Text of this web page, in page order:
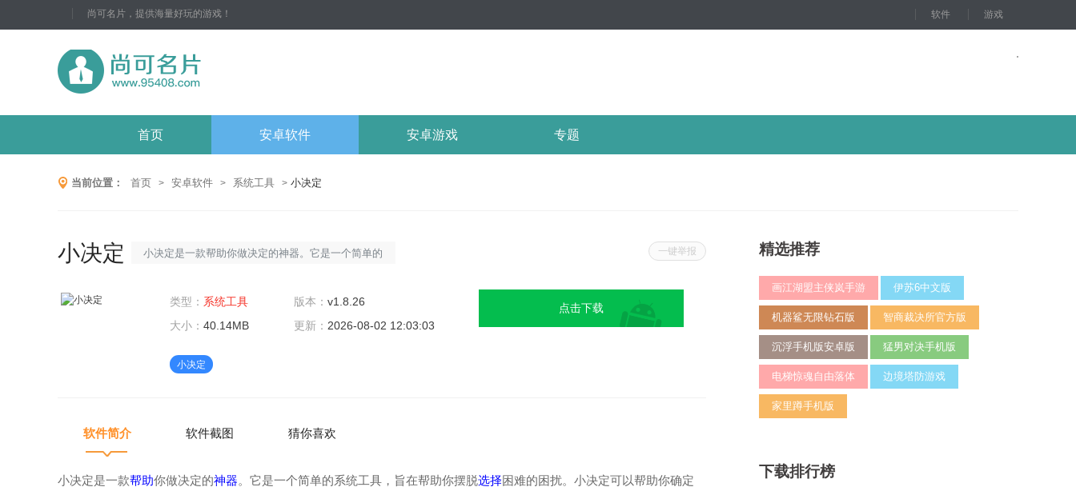
尚可名片，提供海量好玩的游戏！ 软件 游戏
首页 安卓软件 安卓游戏 专题
当前位置： 首页 > 安卓软件 > 系统工具 > 小决定
一键举报
小决定
小决定是一款帮助你做决定的神器。它是一个简单的
可以帮助你确定你的优先事项，并为你提供有价值的
建议，从而帮助你做出更明智的决策。它的使用非常
加清晰地看到你的选项，以及它们
类型： 系统工具 版本： v1.8.26
大小： 40.14MB 更新： 2026-08-02 12:03:03
小决定
点击下载
软件简介 软件截图 猜你喜欢
小决定是一款帮助你做决定的神器。它是一个简单的系统工具，旨在帮助你摆脱选择困难的困扰。小决定可以帮助你确定
精选推荐
画江湖盟主侠岚手游 伊苏6中文版
机器鲨无限钻石版 智商裁决所官方版
沉浮手机版安卓版 猛男对决手机版
电梯惊魂自由落体 边境塔防游戏
家里蹲手机版
下载排行榜